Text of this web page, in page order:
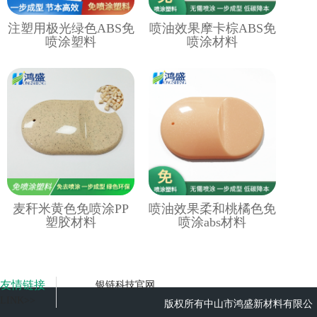
注塑用极光绿色ABS免
喷涂塑料
喷油效果摩卡棕ABS免
喷涂材料
麦秆米黄色免喷涂PP
塑胶材料
喷油效果柔和桃橘色免
喷涂abs材料
友情链接
银链科技官网
版权所有中山市鸿盛新材料有限公